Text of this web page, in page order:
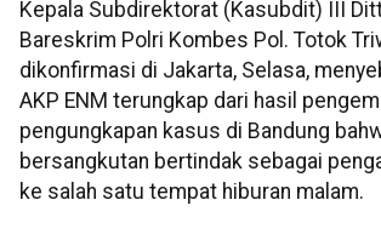
Kepala Subdirektorat (Kasubdit) III
Bareskrim Polri Kombes Pol. Totok
dikonfirmasi di Jakarta, Selasa,
AKP ENM terungkap dari hasil
pengungkapan kasus di Bandung
bersangkutan bertindak sebagai
ke salah satu tempat hiburan malam.